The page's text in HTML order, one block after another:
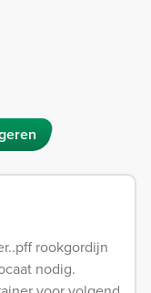
rookgordijn
nodig.